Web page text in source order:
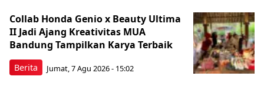
Berita
Collab Honda Genio x Beauty Ultima
II Jadi Ajang Kreativitas MUA
Bandung Tampilkan Karya Terbaik
Jumat, 7 Agu 2026 - 15:02